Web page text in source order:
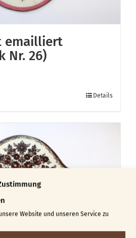
Website und unseren Service zu
emailliert
Nr. 26)
Details